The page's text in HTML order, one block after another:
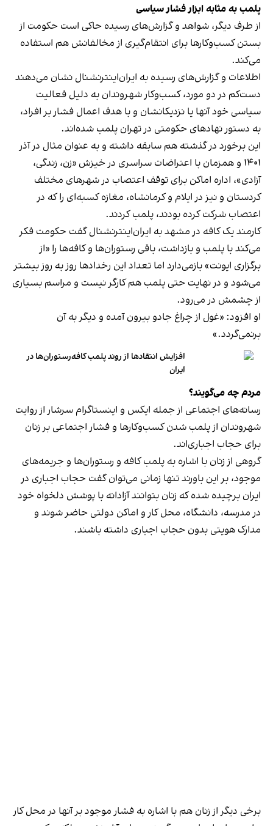
پلمب به مثابه ابزار فشار سیاسی
از طرف دیگر، شواهد و گزارش‌های رسیده حاکی است حکومت از
بستن کسب‌وکارها برای انتقام‌گیری از مخالفانش هم استفاده
می‌کند.
اطلاعات و گزارش‌های رسیده به ایران‌اینترنشنال نشان می‌دهند
دست‌کم در دو مورد، کسب‌وکار شهروندان به دلیل فعالیت
سیاسی خود آنها یا نزدیکانشان و با هدف اعمال فشار بر افراد،
به دستور نهادهای حکومتی در تهران پلمب شده‌اند.
این برخورد در گذشته هم سابقه داشته و به عنوان مثال در آذر
۱۴۰۱ و همزمان با اعتراضات سراسری در خیزش «زن، زندگی،
آزادی»، اداره اماکن برای توقف اعتصاب در شهرهای مختلف
کردستان و نیز در ایلام و کرمانشاه، مغازه کسبه‌ای را که در
اعتصاب شرکت کرده بودند، پلمب کردند.
کارمند یک کافه در مشهد به ایران‌اینترنشنال گفت حکومت فکر
می‌کند با پلمب و بازداشت، باقی رستوران‌ها و کافه‌ها را «از
برگزاری ایونت» بازمی‌دارد اما تعداد این رخدادها روز به روز بیشتر
می‌شود و در نهایت حتی پلمب هم کارگر نیست و مراسم بسیاری
از چشمش در می‌رود.
او افزود: «غول از چراغ جادو بیرون آمده و دیگر به آن
برنمی‎‌گردد.»
افزایش انتقادها از روند پلمب کافه‌رستوران‌ها در
ایران
مردم چه می‌گویند؟
رسانه‎‌های اجتماعی از جمله ایکس و اینستاگرام سرشار از روایت
شهروندان از پلمب شدن کسب‌وکارها و فشار اجتماعی بر زنان
برای حجاب اجباری‌اند.
گروهی از زنان با اشاره به پلمب کافه و رستوران‌ها و جریمه‌های
موجود، بر این باورند تنها زمانی می‌توان گفت حجاب اجباری در
ایران برچیده شده که زنان بتوانند آزادانه با پوشش دلخواه خود
در مدرسه، دانشگاه، محل کار و اماکن دولتی حاضر شوند و
مدارک هویتی بدون حجاب اجباری داشته باشند.
برخی دیگر از زنان هم با اشاره به فشار موجود بر آنها در محل کار